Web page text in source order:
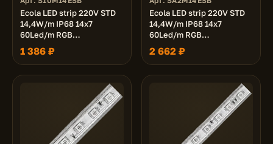
Ecola LED strip 220V STD
14,4W/m IP68 14x7
60Led/m RGB
разноцветная лента 10м.
1 386 ₽
Ecola LED strip 220V STD
14,4W/m IP68 14x7
60Led/m RGB
разноцветная лента 20м.
2 662 ₽